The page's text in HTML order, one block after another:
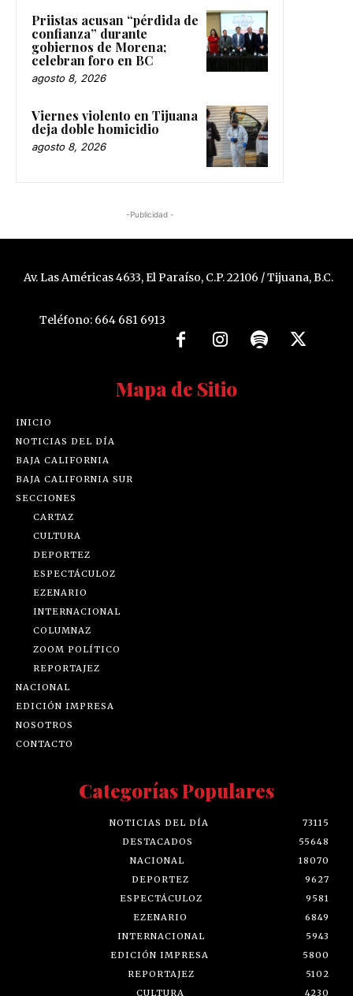
Priistas acusan “pérdida de
confianza” durante
gobiernos de Morena;
celebran foro en BC
agosto 8, 2026
Viernes violento en Tijuana
deja doble homicidio
agosto 8, 2026
-Publicidad -
Av. Las Américas 4633, El Paraíso, C.P. 22106 / Tijuana, B.C.
Teléfono: 664 681 6913
Mapa de Sitio
INICIO
NOTICIAS DEL DÍA
BAJA CALIFORNIA
BAJA CALIFORNIA SUR
SECCIONES
CARTAZ
CULTURA
DEPORTEZ
ESPECTÁCULOZ
EZENARIO
INTERNACIONAL
COLUMNAZ
ZOOM POLÍTICO
REPORTAJEZ
NACIONAL
EDICIÓN IMPRESA
NOSOTROS
CONTACTO
Categorías Populares
NOTICIAS DEL DÍA
73115
DESTACADOS
55648
NACIONAL
18070
DEPORTEZ
9627
ESPECTÁCULOZ
9581
EZENARIO
6849
INTERNACIONAL
5943
EDICIÓN IMPRESA
5800
REPORTAJEZ
5102
CULTURA
4230